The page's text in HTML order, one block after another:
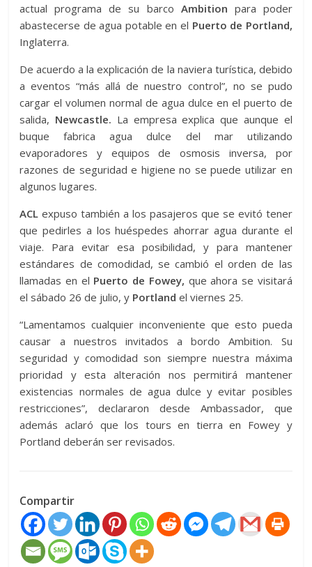
actual programa de su barco Ambition para poder
abastecerse de agua potable en el Puerto de Portland,
Inglaterra.
De acuerdo a la explicación de la naviera turística, debido
a eventos “más allá de nuestro control”, no se pudo
cargar el volumen normal de agua dulce en el puerto de
salida, Newcastle. La empresa explica que aunque el
buque fabrica agua dulce del mar utilizando
evaporadores y equipos de osmosis inversa, por
razones de seguridad e higiene no se puede utilizar en
algunos lugares.
ACL expuso también a los pasajeros que se evitó tener
que pedirles a los huéspedes ahorrar agua durante el
viaje. Para evitar esa posibilidad, y para mantener
estándares de comodidad, se cambió el orden de las
llamadas en el Puerto de Fowey, que ahora se visitará
el sábado 26 de julio, y Portland el viernes 25.
“Lamentamos cualquier inconveniente que esto pueda
causar a nuestros invitados a bordo Ambition. Su
seguridad y comodidad son siempre nuestra máxima
prioridad y esta alteración nos permitirá mantener
existencias normales de agua dulce y evitar posibles
restricciones”, declararon desde Ambassador, que
además aclaró que los tours en tierra en Fowey y
Portland deberán ser revisados.
Compartir